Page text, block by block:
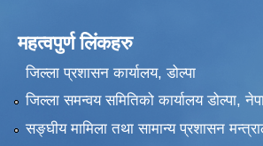
महत्वपुर्ण लिंकहरु
जिल्ला प्रशासन कार्यालय, डोल्पा
जिल्ला समन्वय समितिको कार्यालय डोल्पा,
सङ्‍घीय मामिला तथा सामान्य प्रशासन